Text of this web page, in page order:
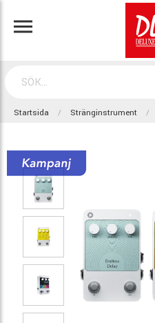
Startsida Stränginstrument